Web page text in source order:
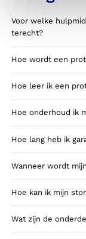
Voor welke
terecht?
Hoe wordt een
Hoe leer ik een
Hoe onderhoud ik
Hoe lang heb ik
Wanneer wordt
Hoe kan ik mijn
Wat zijn de